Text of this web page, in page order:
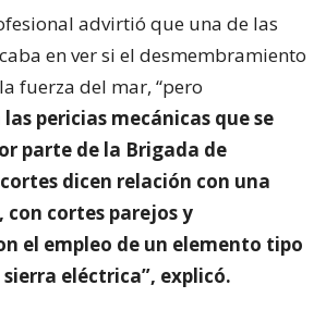
advirtió que una de las
en ver si el desmembramiento
fuerza del mar, “pero
pericias mecánicas que se
parte de la Brigada de
dicen relación con una
con cortes parejos y
el empleo de un elemento tipo
eléctrica”, explicó.